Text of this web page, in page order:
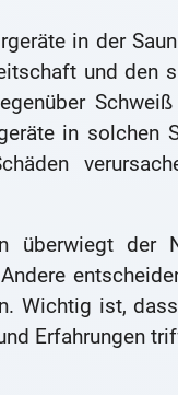
in der
und den
in solchen
überwiegt der
Wichtig ist,
Erfahrungen